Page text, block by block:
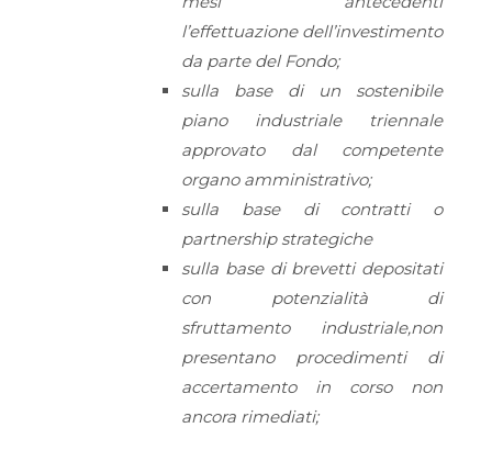
l’effettuazione dell’investimento
da parte del Fondo;
sulla base di un sostenibile
piano industriale triennale
approvato dal competente
organo amministrativo;
sulla base di contratti o
partnership strategiche
sulla base di brevetti depositati
con potenzialità di
sfruttamento industriale,non
presentano procedimenti di
accertamento in corso non
ancora rimediati;